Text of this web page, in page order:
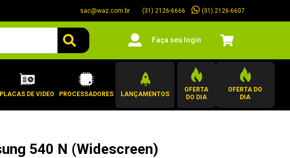
sac@waz.com.br (31) 2126-6666 (31) 2126-6607
Faça seu login
PLACAS DE VIDEO PROCESSADORES LANÇAMENTOS
OFERTA
DO DIA
OFERTA DO
DIA
540 N (Widescreen)